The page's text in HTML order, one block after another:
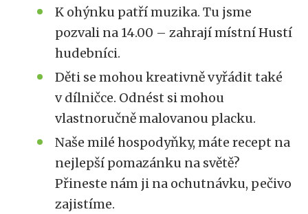
K ohýnku patří muzika. Tu jsme
pozvali na 14.00 – zahrají místní Hustí
hudebníci.
Děti se mohou kreativně vyřádit také
v dílničce. Odnést si mohou
vlastnoručně malovanou placku.
Naše milé hospodyňky, máte recept na
nejlepší pomazánku na světě?
Přineste nám ji na ochutnávku, pečivo
zajistíme.